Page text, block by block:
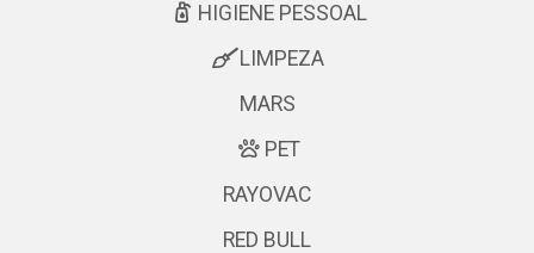
HIGIENE PESSOAL
LIMPEZA
MARS
PET
RAYOVAC
RED BULL